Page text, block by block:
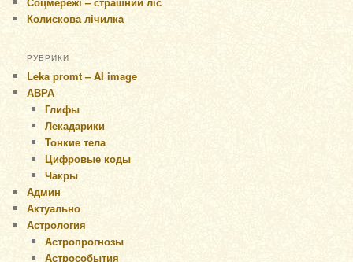
Колискова лічилка
РУБРИКИ
Leka promt – AI image
АВРА
Глифы
Лекадарики
Тонкие тела
Цифровые коды
Чакры
Админ
Актуально
Астрология
Астропрогнозы
Астрособытия